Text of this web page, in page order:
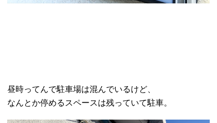
昼時ってんで駐車場は混んでいるけど、
なんとか停めるスペースは残っていて駐車。